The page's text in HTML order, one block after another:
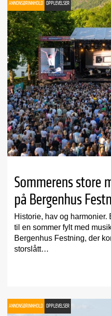
ANNONSØRINNHOLD OPPLEVELSER
Sommerens store
på Bergenhus
Historie, hav og
til en sommer fylt med
Bergenhus Festning, der
storslått…
ANNONSØRINNHOLD OPPLEVELSER